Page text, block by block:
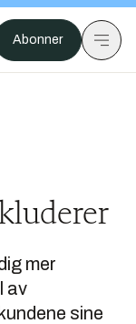
Abonner
mer
av
sine